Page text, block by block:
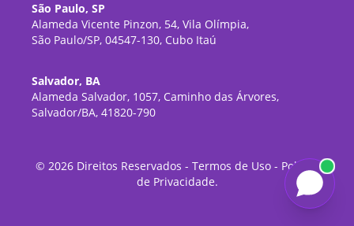
São Paulo, SP
Alameda Vicente Pinzon, 54, Vila Olímpia,
São Paulo/SP, 04547-130, Cubo Itaú
Salvador, BA
Alameda Salvador, 1057, Caminho das Árvores,
Salvador/BA, 41820-790
© 2026Direitos Reservados - Termos de Uso- Política
de Privacidade.